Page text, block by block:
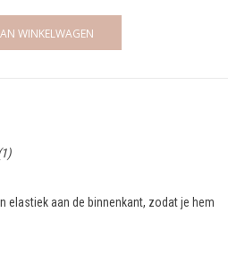
WINKELWAGEN
elastiek aan de binnenkant, zodat je hem